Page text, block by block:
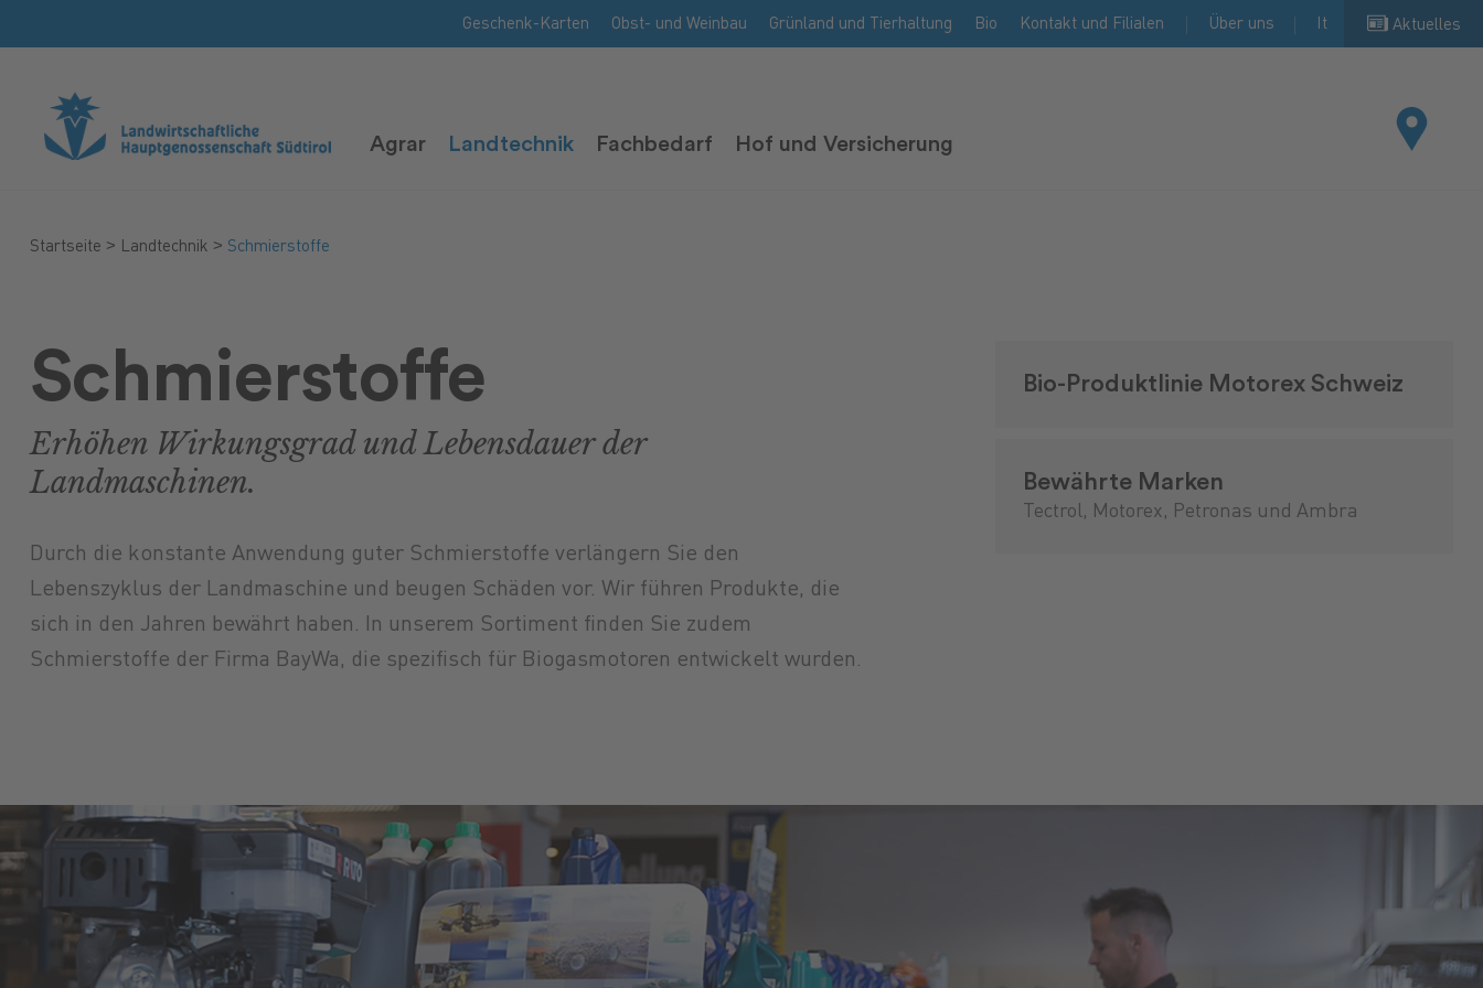
Geschenk-Karten Obst- und Weinbau Grünland und Tierhaltung Bio Kontakt und Filialen Über uns It Aktuelles
Agrar Landtechnik Fachbedarf Hof und Versicherung
Startseite > Landtechnik > Schmierstoffe
Schmierstoffe
Erhöhen Wirkungsgrad und Lebensdauer der
Landmaschinen.
Durch die konstante Anwendung guter Schmierstoffe verlängern Sie den
Lebenszyklus der Landmaschine und beugen Schäden vor. Wir führen Produkte, die
sich in den Jahren bewährt haben. In unserem Sortiment finden Sie zudem
Schmierstoffe der Firma BayWa, die spezifisch für Biogasmotoren entwickelt wurden.
Bio-Produktlinie Motorex Schweiz
Bewährte Marken
Tectrol, Motorex, Petronas und Ambra